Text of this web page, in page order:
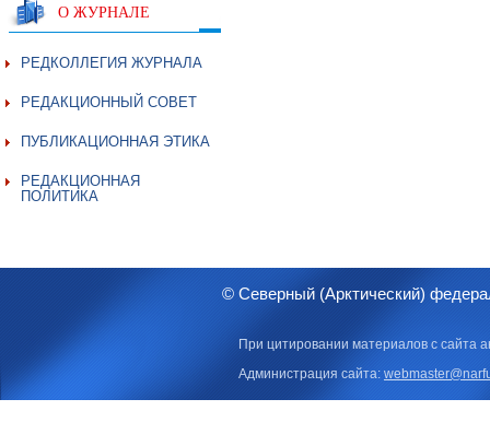
О ЖУРНАЛЕ
РЕДКОЛЛЕГИЯ ЖУРНАЛА
РЕДАКЦИОННЫЙ СОВЕТ
ПУБЛИКАЦИОННАЯ ЭТИКА
РЕДАКЦИОННАЯ
ПОЛИТИКА
© Северный (Арктический)
При цитировании материалов с сайта
Администрация сайта: